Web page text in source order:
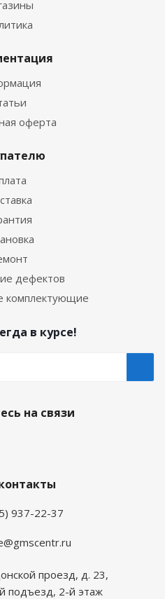
оферта
дефектов
комплектующие
в курсе!
на связи
937-22-37
проезд, д. 23,
подъезд, 2-й этаж